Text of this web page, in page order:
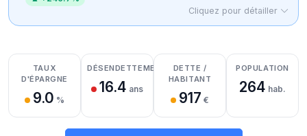
Cliquez pour détailler
Détail des recettes
Détail des dépenses
Détail de la trésorerie
TAUX
D'ÉPARGNE
9.0 %
DÉSENDETTEMENT
16.4 ans
DETTE /
HABITANT
917 €
POPULATION
264 hab.